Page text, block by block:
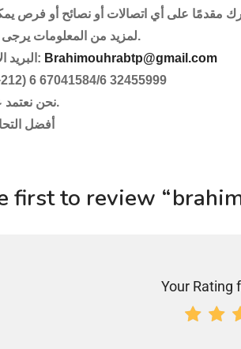
لمزيد من المعلومات يرجى الاتصال بي.
+ البريد الإلكتروني: Brahimouhrabtp@gmail.com
6 67041584/6 32455999
نحن نعتمد على تعاونك.
أفضل
first to review
Your Rating